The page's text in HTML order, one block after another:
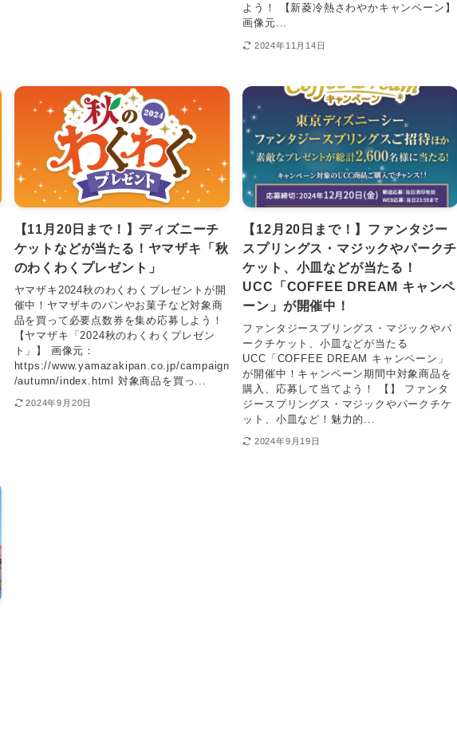
よう！ 【新菱冷熱さわやかキャンペーン】
画像元...
2024年11月14日
【11月20日まで！】ディズニーチ
ケットなどが当たる！ヤマザキ「秋
のわくわくプレゼント」
ヤマザキ2024秋のわくわくプレゼントが開
催中！ヤマザキのパンやお菓子など対象商
品を買って必要点数券を集め応募しよう！
【ヤマザキ「2024秋のわくわくプレゼン
ト」】 画像元：
https://www.yamazakipan.co.jp/campaign
/autumn/index.html 対象商品を買っ...
2024年9月20日
【12月20日まで！】ファンタジー
スプリングス・マジックやパークチ
ケット、小皿などが当たる！
UCC「COFFEE DREAM キャンペ
ーン」が開催中！
ファンタジースプリングス・マジックやパ
ークチケット、小皿などが当たる
UCC「COFFEE DREAM キャンペーン」
が開催中！キャンペーン期間中対象商品を
購入、応募して当てよう！ 【】 ファンタ
ジースプリングス・マジックやパークチケ
ット、小皿など！魅力的...
2024年9月19日